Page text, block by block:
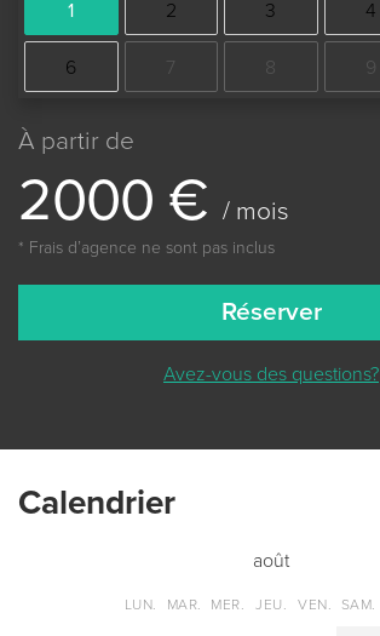
1 2 3 4
6 7 8 9
À partir de
2000 € / mois
* Frais dʼagence ne sont pas inclus
Réserver
Avez-vous des questions?
Сalendrier
août
LUN. MAR. MER. JEU. VEN. SAM.